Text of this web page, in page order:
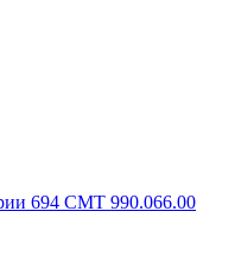
694 CMT 990.066.00